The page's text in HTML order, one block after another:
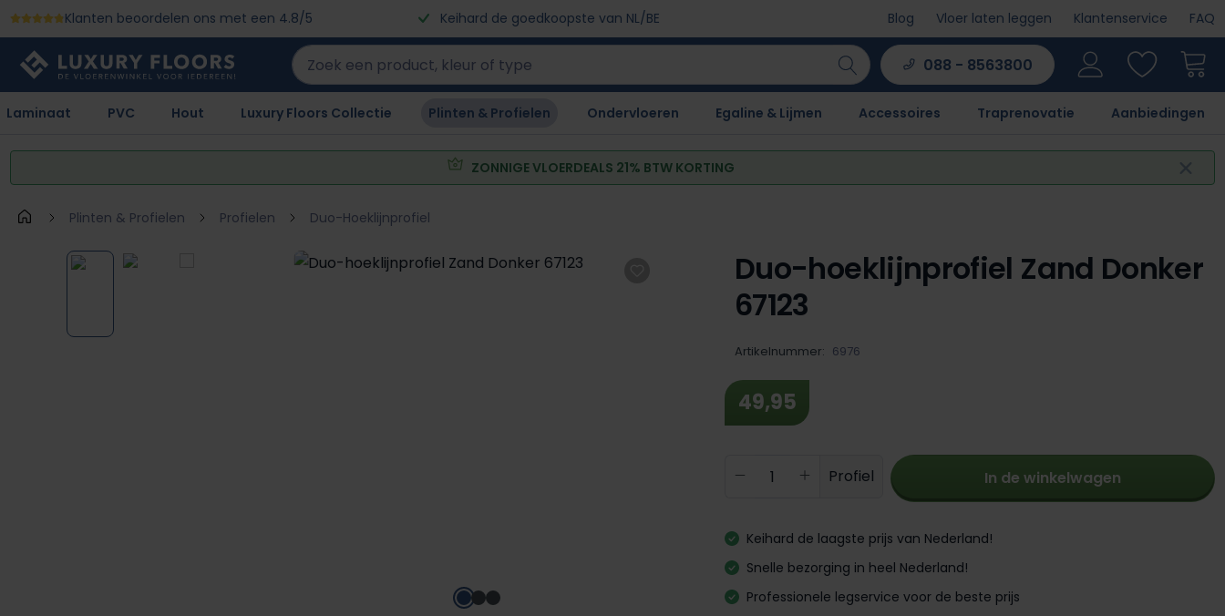
naar de hoofdinhoud
Ga naar de zoekopdracht
Ga naar de hoofdnavigatie
Klanten beoordelen ons met een 4.8/5 Keihard de goedkoopste van NL/BE Blog Vloer laten leggen Klantenservice FAQ
088 - 8563800
Laminaat PVC Hout Luxury Floors Collectie Plinten & Profielen Ondervloeren Egaline & Lijmen Accessoires Traprenovatie Aanbiedingen
ZONNIGE VLOERDEALS 21% BTW KORTING
Plinten & Profielen Profielen Duo-Hoeklijnprofiel
Afbeeldingengalerij overslaan
Duo-hoeklijnprofiel Zand Donker
67123
Artikelnummer: 6976
49,95
Producthoeveelheid: Voer de gewenste
Profiel In de winkelwagen
Keihard de laagste prijs van Nederland!
Snelle bezorging in heel Nederland!
Professionele legservice voor de beste prijs